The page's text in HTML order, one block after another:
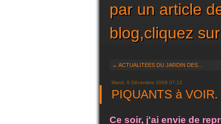
par un article
blog,cliquez
← ACTUALITEES DU JARDIN DES...
Mardi, 8 Décembre 2009 07:12
PIQUANTS à VOIR.
Ce soir, j'ai envie de